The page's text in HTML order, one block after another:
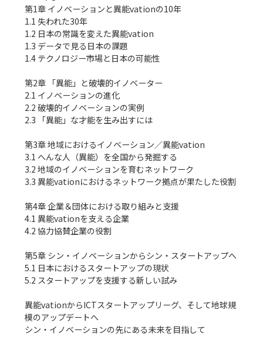
第1章 イノベーションと異能vationの10年
1.1 失われた30年
1.2 日本の常識を変えた異能vation
1.3 データで見る日本の課題
1.4 テクノロジー市場と日本の可能性
第2章 「異能」と破壊的イノベーター
2.1 イノベーションの進化
2.2 破壊的イノベーションの実例
2.3 「異能」な才能を生み出すには
第3章 地域におけるイノベーション／異能vation
3.1 へんな人（異能）を全国から発掘する
3.2 地域のイノベーションを育むネットワーク
3.3 異能vationにおけるネットワーク拠点が果たした役割
第4章 企業＆団体における取り組みと支援
4.1 異能vationを支える企業
4.2 協力協賛企業の役割
第5章 シン・イノベーションからシン・スタートアップへ
5.1 日本におけるスタートアップの現状
5.2 スタートアップを支援する新しい試み
異能vationからICTスタートアップリーグ、そして地球規
模のアップデートへ
シン・イノベーションの先にある未来を目指して